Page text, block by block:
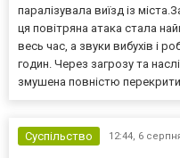
паралізувала виїзд із
ця повітряна атака стала
весь час, а звуки вибухів і
годин. Через загрозу та
змушена повністю перекрити
Суспільство 12:44, 6